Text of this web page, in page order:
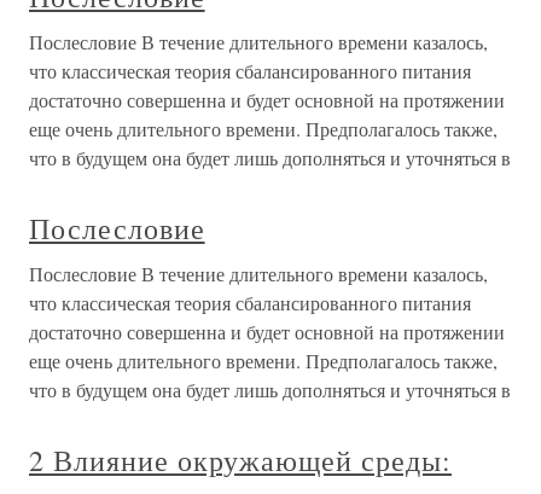
Послесловие В течение длительного времени казалось,
что классическая теория сбалансированного питания
достаточно совершенна и будет основной на протяжении
еще очень длительного времени. Предполагалось также,
что в будущем она будет лишь дополняться и уточняться в
Послесловие
Послесловие В течение длительного времени казалось,
что классическая теория сбалансированного питания
достаточно совершенна и будет основной на протяжении
еще очень длительного времени. Предполагалось также,
что в будущем она будет лишь дополняться и уточняться в
2 Влияние окружающей среды: